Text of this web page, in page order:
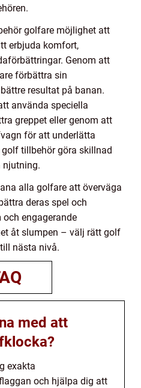
golfare möjlighet att
erbjuda komfort,
Genom att
förbättra sin
resultat på banan.
använda speciella
greppet eller genom att
för att underlätta
tillbehör göra skillnad
njutning.
alla golfare att överväga
deras spel och
engagerande
åt slumpen – välj rätt golf
nästa nivå.
med att
exakta
och hjälpa dig att